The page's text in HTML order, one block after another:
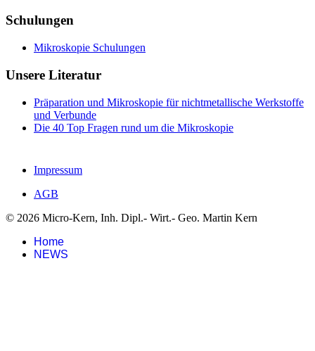
Schulungen
Mikroskopie Schulungen
Unsere Literatur
Präparation und Mikroskopie für nichtmetallische Werkstoffe
und Verbunde
Die 40 Top Fragen rund um die Mikroskopie
Impressum
AGB
© 2026 Micro-Kern, Inh. Dipl.- Wirt.- Geo. Martin Kern
Home
NEWS